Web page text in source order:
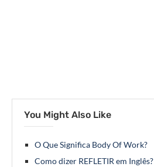
You Might Also Like
O Que Significa Body Of Work?
Como dizer REFLETIR em Inglês?